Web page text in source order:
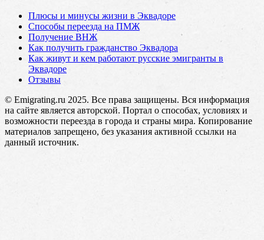
Плюсы и минусы жизни в Эквадоре
Способы переезда на ПМЖ
Получение ВНЖ
Как получить гражданство Эквадора
Как живут и кем работают русские эмигранты в
Эквадоре
Отзывы
© Emigrating.ru 2025. Все права защищены. Вся информация
на сайте является авторской. Портал о способах, условиях и
возможности переезда в города и страны мира. Копирование
материалов запрещено, без указания активной ссылки на
данный источник.